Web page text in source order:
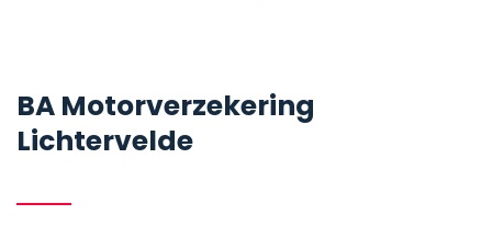
BA Motorverzekering
Lichtervelde